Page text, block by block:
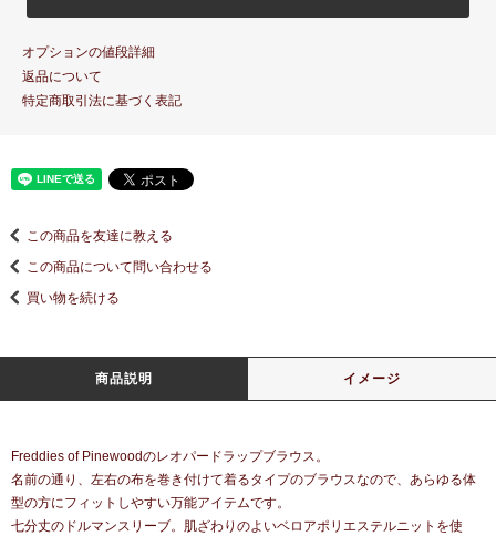
オプションの値段詳細
返品について
特定商取引法に基づく表記
この商品を友達に教える
この商品について問い合わせる
買い物を続ける
商品説明 イメージ
Freddies of Pinewoodのレオパードラップブラウス。
名前の通り、左右の布を巻き付けて着るタイプのブラウスなので、あらゆる体
型の方にフィットしやすい万能アイテムです。
七分丈のドルマンスリーブ。肌ざわりのよいベロアポリエステルニットを使